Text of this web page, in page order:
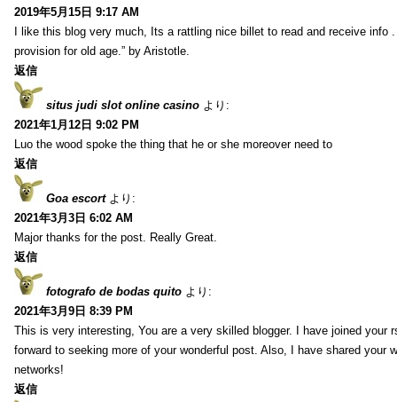
2019年5月15日 9:17 AM
I like this blog very much, Its a rattling nice billet to read and receive info
provision for old age.” by Aristotle.
返信
situs judi slot online casino より:
2021年1月12日 9:02 PM
Luo the wood spoke the thing that he or she moreover need to
返信
Goa escort より:
2021年3月3日 6:02 AM
Major thanks for the post. Really Great.
返信
fotografo de bodas quito より:
2021年3月9日 8:39 PM
This is very interesting, You are a very skilled blogger. I have joined your
forward to seeking more of your wonderful post. Also, I have shared your
networks!
返信